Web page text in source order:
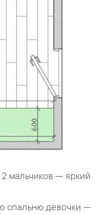
мальчиков — яркий
спальню девочки —